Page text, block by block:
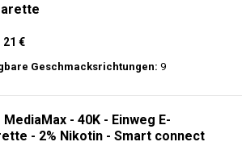
21 €
Geschmacksrichtungen: 9
MediaMax - 40K - Einweg E-
- 2% Nikotin - Smart connect